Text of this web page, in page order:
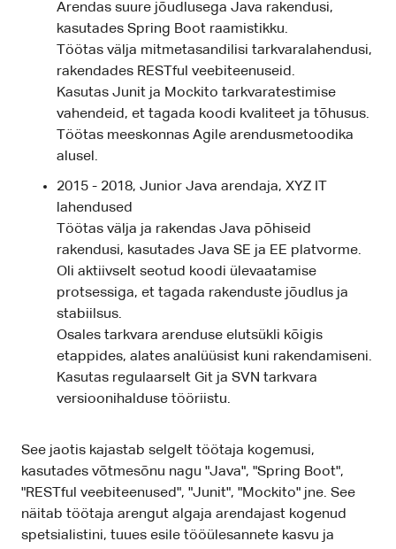
Arendas suure jõudlusega Java rakendusi,
kasutades Spring Boot raamistikku.
Töötas välja mitmetasandilisi tarkvaralahendusi,
rakendades RESTful veebiteenuseid.
Kasutas Junit ja Mockito tarkvaratestimise
vahendeid, et tagada koodi kvaliteet ja tõhusus.
Töötas meeskonnas Agile arendusmetoodika
alusel.
2015 - 2018, Junior Java arendaja, XYZ IT
lahendused
Töötas välja ja rakendas Java põhiseid
rakendusi, kasutades Java SE ja EE platvorme.
Oli aktiivselt seotud koodi ülevaatamise
protsessiga, et tagada rakenduste jõudlus ja
stabiilsus.
Osales tarkvara arenduse elutsükli kõigis
etappides, alates analüüsist kuni rakendamiseni.
Kasutas regulaarselt Git ja SVN tarkvara
versioonihalduse tööriistu.
See jaotis kajastab selgelt töötaja kogemusi,
kasutades võtmesõnu nagu "Java", "Spring Boot",
"RESTful veebiteenused", "Junit", "Mockito" jne. See
näitab töötaja arengut algaja arendajast kogenud
spetsialistini, tuues esile tööülesannete kasvu ja